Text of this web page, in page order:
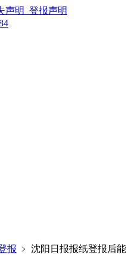
声明_登报声明
报 ﹥ 沈阳日报报纸登报后能